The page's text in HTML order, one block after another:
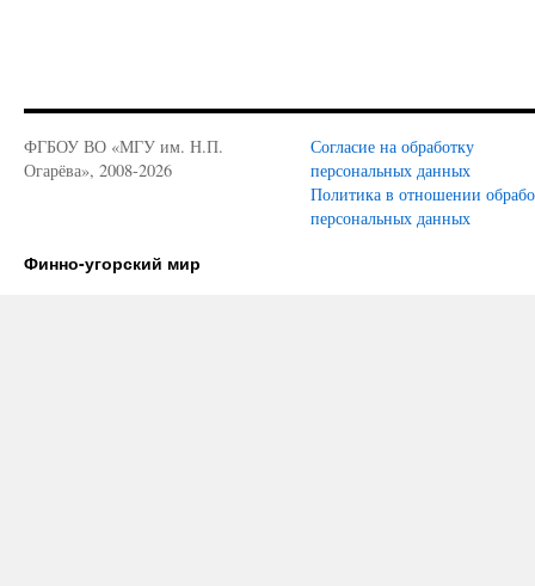
ФГБОУ ВО «МГУ им. Н.П.
Огарёва», 2008-2026
Согласие на обработку
персональных данных
Политика в отношении
персональных данных
Финно-угорский мир